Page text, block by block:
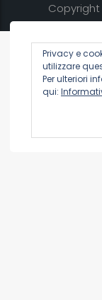
Copyright
Privacy e
utilizzare
Per ulteriori
qui: